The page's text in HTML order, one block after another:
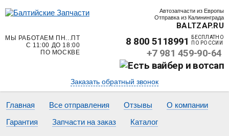
Автозапчасти из Европы
Отправка из Калининграда
BALTZAP.RU
МЫ РАБОТАЕМ ПН...ПТ
С 11:00 ДО 18:00
ПО МОСКВЕ
8 800 5118991
БЕСПЛАТНО
ПО РОССИИ
+7 981 459-90-64
Заказать обратный звонок
Главная Все отправления Отзывы
О компании
Гарантия
Запчасти на заказ Каталог